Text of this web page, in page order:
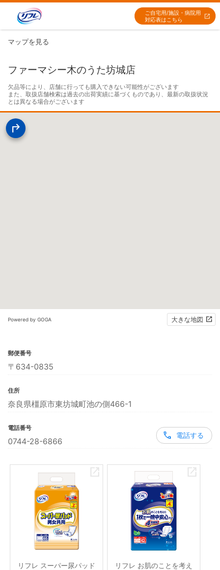
ご自宅用/施設・病院用
対応表はこちら
マップを見る
ファーマシー木のうた坊城店
欠品等により、店舗に行っても購入できない可能性がございます
また、取扱店舗検索は過去の出荷実績に基づくものであり、最新の取扱状況
とは異なる場合がございます
Powered by GOGA 大きな地図
郵便番号
〒634-0835
住所
奈良県橿原市東坊城町池の側466-1
電話番号
0744-28-6866
電話する
リフレ スーパー尿パッド
リフレ お肌のことを考え